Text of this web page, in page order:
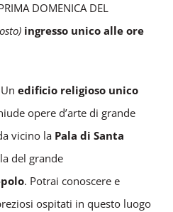
DOMENICA DEL
ingresso unico alle ore
edificio religioso unico
opere d’arte di grande
vicino la Pala di Santa
del grande
. Potrai conoscere e
ospitati in questo luogo